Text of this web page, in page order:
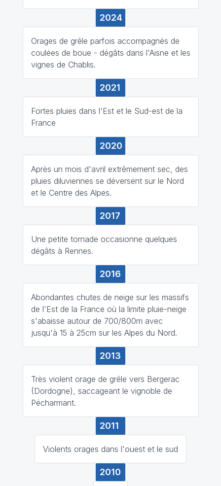
2024
Orages de grêle parfois accompagnés de
coulées de boue - dégâts dans l'Aisne et les
vignes de Chablis.
2021
Fortes pluies dans l'Est et le Sud-est de la
France
2020
Après un mois d'avril extrêmement sec, des
pluies diluviennes se déversent sur le Nord
et le Centre des Alpes.
2017
Une petite tornade occasionne quelques
dégâts à Rennes.
2016
Abondantes chutes de neige sur les massifs
de l'Est de la France où la limite pluie-neige
s'abaisse autour de 700/800m avec
jusqu'à 15 à 25cm sur les Alpes du Nord.
2013
Très violent orage de grêle vers Bergerac
(Dordogne), saccageant le vignoble de
Pécharmant.
2011
Violents orages dans l'ouest et le sud
2010